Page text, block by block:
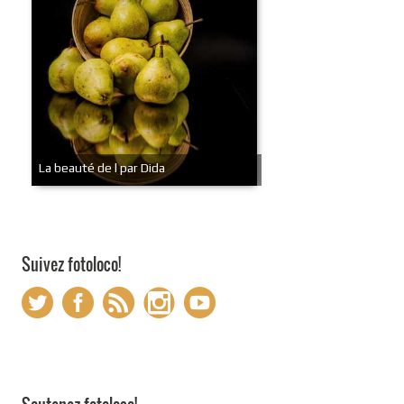
La beauté de l par Dida
Suivez fotoloco!